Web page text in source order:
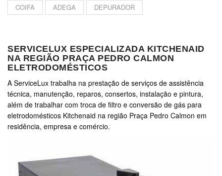
COIFA ADEGA DEPURADOR
SERVICELUX ESPECIALIZADA KITCHENAID
NA REGIÃO PRAÇA PEDRO CALMON
ELETRODOMÉSTICOS
A ServiceLux trabalha na prestação de serviços de assistência
técnica, manutenção, reparos, consertos, instalação e pintura,
além de trabalhar com troca de filtro e conversão de gás para
eletrodomésticos Kitchenaid na região Praça Pedro Calmon em
residência, empresa e comércio.